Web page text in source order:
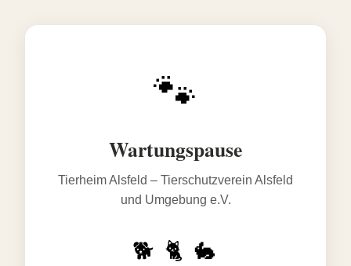
🐾
Wartungspause
Tierheim Alsfeld – Tierschutzverein Alsfeld
und Umgebung e.V.
🐕 🐈 🐇